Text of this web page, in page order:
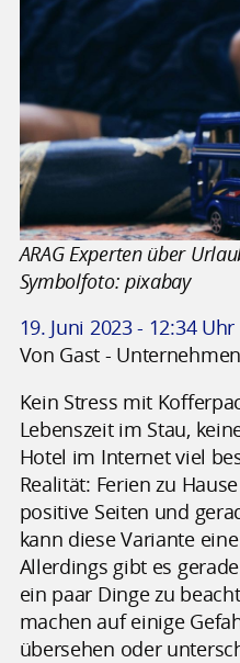
ARAG Experten über
Symbolfoto: pixabay
19. Juni 2023 - 12:34 Uhr
Von Gast -
Kein Stress mit
Lebenszeit im Stau,
Hotel im Internet viel
Realität: Ferien zu
positive Seiten und
kann diese Variante
Allerdings gibt es
ein paar Dinge zu
machen auf einige
übersehen oder